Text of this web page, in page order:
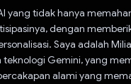
yang tidak hanya
dengan
Saya adalah
Gemini, yang
alami yang